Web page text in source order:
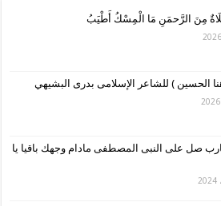
مِنَ الرَّحمَنِ مَا الْمِسْكُ أَطْيَبُ
الحسين ) للشاعر الإسلامى بدرى البشيهي
صل على النبى المصطفى مادام وجهك باقيا يا